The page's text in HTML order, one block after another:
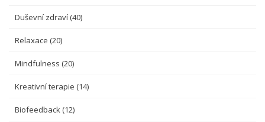
Duševní zdraví (40)
Relaxace (20)
Mindfulness (20)
Kreativní terapie (14)
Biofeedback (12)